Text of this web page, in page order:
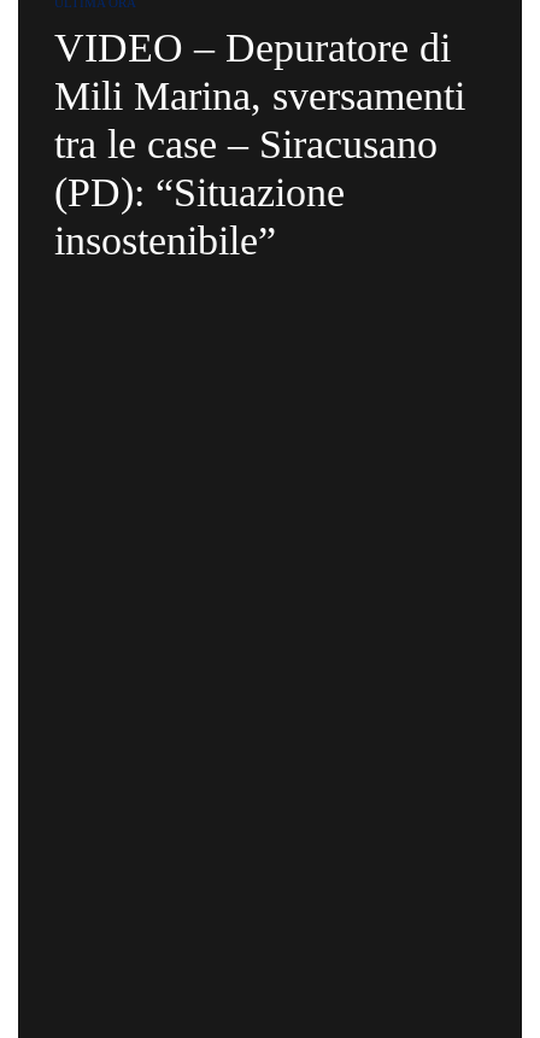
ULTIMA ORA
VIDEO – Depuratore di
Mili Marina, sversamenti
tra le case – Siracusano
(PD): “Situazione
insostenibile”